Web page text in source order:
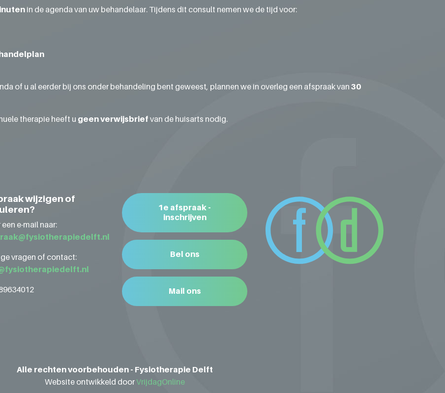
in de agenda van uw behandelaar. Tijdens dit consult nemen we de tijd voor:
of u al eerder bij ons onder behandeling bent geweest, plannen we in overleg een afspraak van 30
therapie heeft u geen verwijsbrief van de huisarts nodig.
wijzigen of
een e-mail naar:
vragen of contact:
1e afspraak -
inschrijven
Bel ons
Mail ons
Alle rechten voorbehouden - Fysiotherapie Delft
Website ontwikkeld door VrijdagOnline